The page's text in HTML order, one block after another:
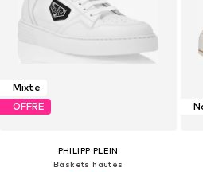
Mixte
OFFRE
PHILIPP PLEIN
Baskets hautes